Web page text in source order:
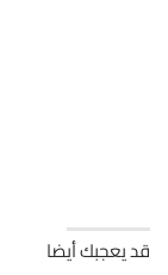
قد يعجبك أيضا